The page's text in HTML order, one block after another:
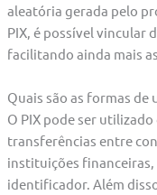
aleatória gerada pelo
PIX, é possível vincular
facilitando ainda mais
Quais são as formas de
O PIX pode ser
transferências entre
instituições financeiras,
identificador. Além